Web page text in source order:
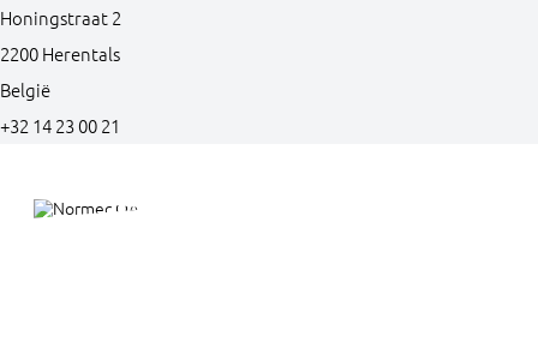
Honingstraat2
2200Herentals
België
+32 14 23 00 21